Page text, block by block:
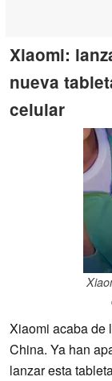
Xiaomi:
nueva
celular
Xiaomi acaba de
China. Ya han
lanzar esta